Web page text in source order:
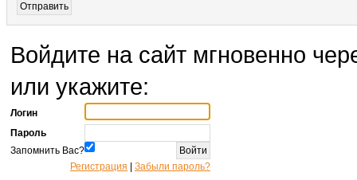
Войдите на сайт мгновенно
или укажите:
Логин
Пароль
Запомнить Вас?
Регистрация
Забыли пароль?